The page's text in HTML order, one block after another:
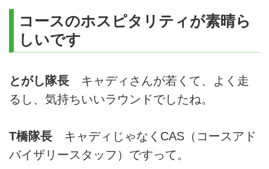
コースのホスピタリティが素晴ら
しいです
とがし隊長 キャディさんが若くて、よく走
るし、気持ちいいラウンドでしたね。
T橋隊長 キャディじゃなくCAS（コースアド
バイザリースタッフ）ですって。